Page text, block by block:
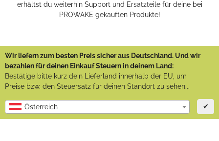
erhältst du weiterhin Support und Ersatzteile für deine bei
PROWAKE gekauften Produkte!
Wir liefern zum besten Preis sicher aus Deutschland. Und wir
bezahlen für deinen Einkauf Steuern in deinem Land:
Bestätige bitte kurz dein Lieferland innerhalb der EU, um
Preise bzw. den Steuersatz für deinen Standort zu sehen...
Österreich ✔